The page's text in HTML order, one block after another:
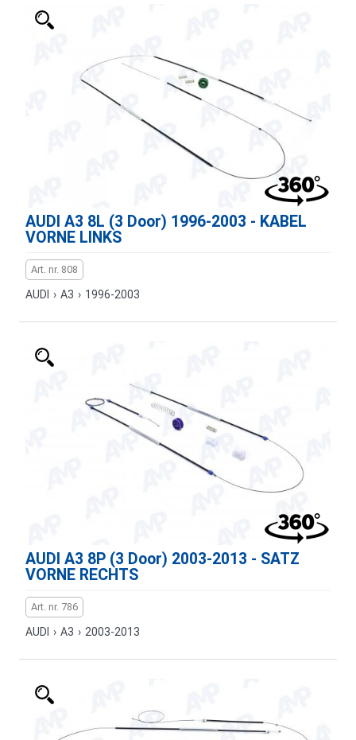
AUDI A3 8L (3 Door) 1996-2003 - KABEL
VORNE LINKS
Art. nr. 808
AUDI › A3 › 1996-2003
AUDI A3 8P (3 Door) 2003-2013 - SATZ
VORNE RECHTS
Art. nr. 786
AUDI › A3 › 2003-2013